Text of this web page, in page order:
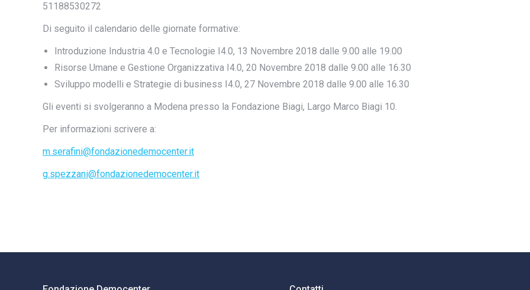
51188530272
Di seguito il calendario delle giornate formative:
Introduzione Industria 4.0 e Tecnologie I4.0, 13 Novembre 2018 dalle 9.00 alle 19.00
Risorse Umane e Gestione Organizzativa I4.0, 20 Novembre 2018 dalle 9.00 alle 16.30
Sviluppo modelli e Strategie di business I4.0, 27 Novembre 2018 dalle 9.00 alle 16.30
Gli eventi si svolgeranno a Modena presso la Fondazione Biagi, Largo Marco Biagi 10.
Per informazioni scrivere a:
m.serafini@fondazionedemocenter.it
g.spezzani@fondazionedemocenter.it